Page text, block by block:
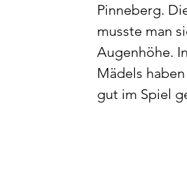
Pinneberg.
musste man
Augenhöhe.
Mädels
gut im Spiel